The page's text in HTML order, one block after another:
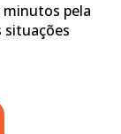
minutos pela
situações